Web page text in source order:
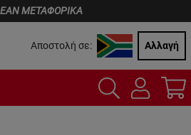
ΜΕΤΑΦΟΡΙΚΑ
Αποστολή σε: Αλλαγή